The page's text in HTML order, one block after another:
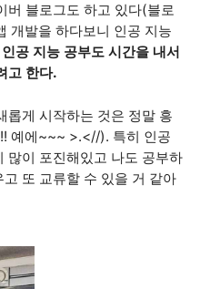
버 블로그도 하고 있다(블로
개발을 하다보니 인공 지능
인공 지능 공부도 시간을 내서
고 한다.
롭게 시작하는 것은 정말 흥
예에~~~ >.<//). 특히 인공
많이 포진해있고 나도 공부하
또 교류할 수 있을 거 같아